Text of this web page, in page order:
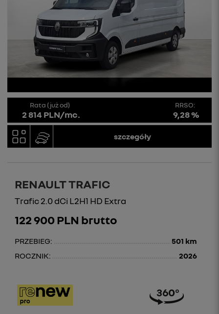
Rata (już od)
2 814 PLN/mc.
RRSO:
9,28 %
szczegóły
RENAULT TRAFIC
Trafic 2.0 dCi L2H1 HD Extra
122 900 PLN brutto
PRZEBIEG:
501 km
ROCZNIK:
2026